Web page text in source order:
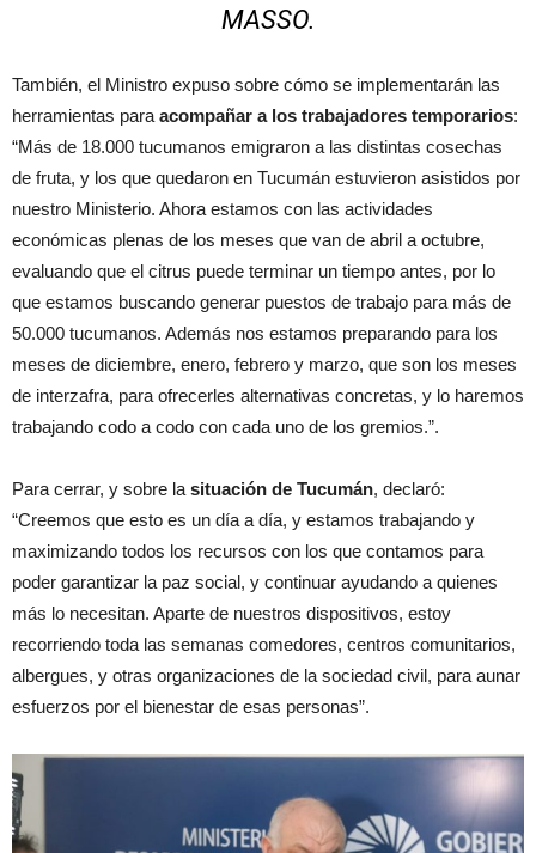
MASSO.
También, el Ministro expuso sobre cómo se implementarán las
herramientas para acompañar a los trabajadores temporarios:
“Más de 18.000 tucumanos emigraron a las distintas cosechas
de fruta, y los que quedaron en Tucumán estuvieron asistidos por
nuestro Ministerio. Ahora estamos con las actividades
económicas plenas de los meses que van de abril a octubre,
evaluando que el citrus puede terminar un tiempo antes, por lo
que estamos buscando generar puestos de trabajo para más de
50.000 tucumanos. Además nos estamos preparando para los
meses de diciembre, enero, febrero y marzo, que son los meses
de interzafra, para ofrecerles alternativas concretas, y lo haremos
trabajando codo a codo con cada uno de los gremios.”.
Para cerrar, y sobre la situación de Tucumán, declaró:
“Creemos que esto es un día a día, y estamos trabajando y
maximizando todos los recursos con los que contamos para
poder garantizar la paz social, y continuar ayudando a quienes
más lo necesitan. Aparte de nuestros dispositivos, estoy
recorriendo toda las semanas comedores, centros comunitarios,
albergues, y otras organizaciones de la sociedad civil, para aunar
esfuerzos por el bienestar de esas personas”.